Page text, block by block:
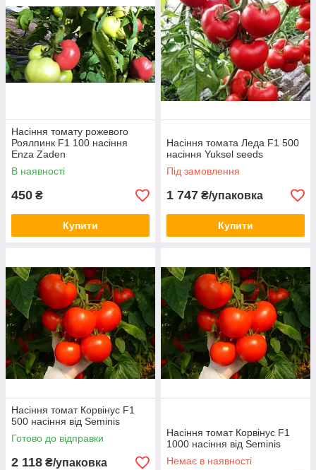
Насіння томату рожевого
Роялпинк F1 100 насіння
Enza Zaden
В наявності
450 ₴
Купити
Насіння томата Леда F1 500
насіння Yuksel seeds
Під замовлення
1 747 ₴/упаковка
Купити
Насіння томат Корвінус F1
500 насіння від Seminis
Готово до відправки
2 118 ₴/упаковка
Насіння томат Корвінус F1
1000 насіння від Seminis
Немає в наявності